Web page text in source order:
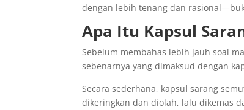
dengan lebih tenang dan
Apa Itu Kapsul
Sebelum membahas lebih jauh soal
sebenarnya yang dimaksud dengan
Secara sederhana, kapsul sarang
dikeringkan dan diolah, lalu dikemas